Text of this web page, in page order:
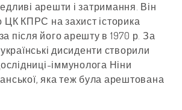
арешти і затримання. Він
ЦК КПРС на захист історика
після його арешту в 1970 р. За
дисиденти створили
іммунолога Ніни
яка теж була арештована